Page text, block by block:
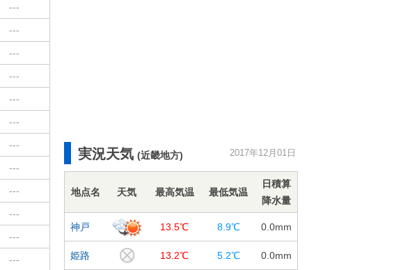
---
---
---
---
---
---
---
---
---
---
---
---
実況天気 (近畿地方) 2017年12月01日
地点名 天気 最高気温 最低気温
日積算
降水量
神戸 13.5℃ 8.9℃ 0.0mm
姫路 13.2℃ 5.2℃ 0.0mm